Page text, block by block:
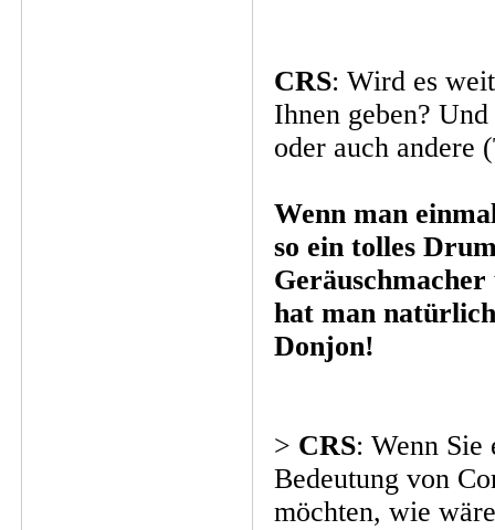
CRS: Wird es
Ihnen geben?
oder auch andere
Wenn man
so ein tolles
hat man
Donjon!
> CRS: Wenn Sie
Bedeutung von
möchten, wie